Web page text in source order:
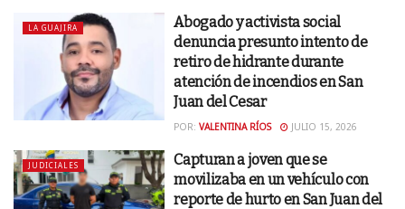
LA GUAJIRA
Abogado y activista social
denuncia presunto intento de
retiro de hidrante durante
atención de incendios en San
Juan del Cesar
POR: VALENTINA RÍOS JULIO 15, 2026
JUDICIALES
Capturan a joven que se
movilizaba en un vehículo con
reporte de hurto en San Juan del